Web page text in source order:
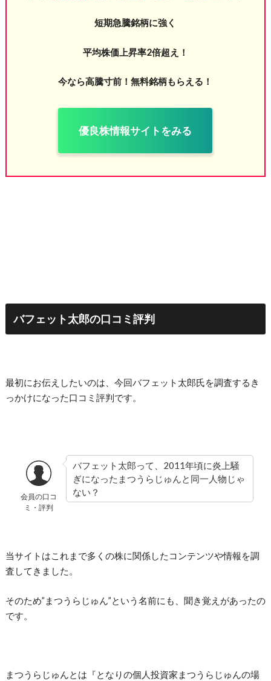
短期急騰銘柄に強く
平均株価上昇率2倍超え！
今なら高騰寸前！無料銘柄もらえる！
優良株情報サイトをみる
バフェット太郎の口コミ評判
最初にお伝えしたいのは、今回バフェット太郎氏を調査するき
っかけになった口コミ評判です。
会員の口コ
ミ・評判
バフェット太郎って、2011年頃に炎上騒
ぎになったまつうらじゅんと同一人物じゃ
ない？
当サイトはこれまで多くの株に関係したコンテンツや情報を調
査してきました。
そのため”まつうらじゅん”という名前にも、聞き覚えがあったの
です。
まつうらじゅんとは『となりの個人投資家まつうらじゅんの場